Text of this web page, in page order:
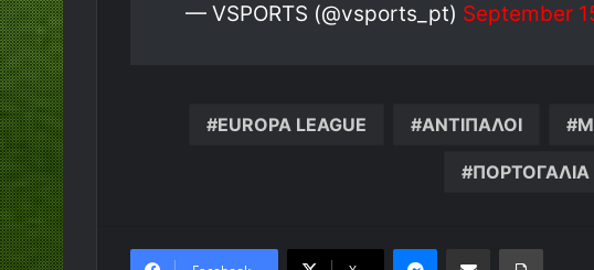
— VSPORTS (@vsports_pt) September
EUROPA LEAGUE ΑΝΤΙΠΑΛΟΙ
ΠΟΡΤΟΓΑΛΙΑ
MessengerΚοινοποίηση μέσω ηλεκτρονικού ταχυδρομείου